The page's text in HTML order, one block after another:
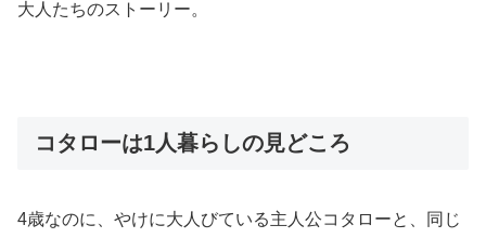
大人たちのストーリー。
コタローは1人暮らしの見どころ
4歳なのに、 やけに大人びている主人公コタローと、同じ